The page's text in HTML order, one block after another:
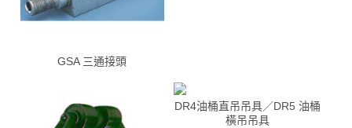
GSA 三通接頭
DR4油桶直吊吊具／DR5 油桶
橫吊吊具